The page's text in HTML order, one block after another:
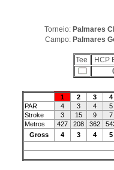
Torneio: Palmares
Campo: Palmares
Tee HCP
1 2 3 4
PAR
4 3 4 5
Stroke
3 15 9 7
Metros
427 208 362
Gross
4 3 4 5